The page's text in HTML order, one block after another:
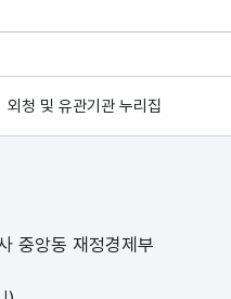
외청 및 유관기관 누리집
중앙동 재정경제부